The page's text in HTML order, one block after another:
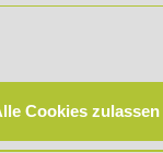
Cookies zulassen
Rechnungswesen
Marketing und
Vertrieb